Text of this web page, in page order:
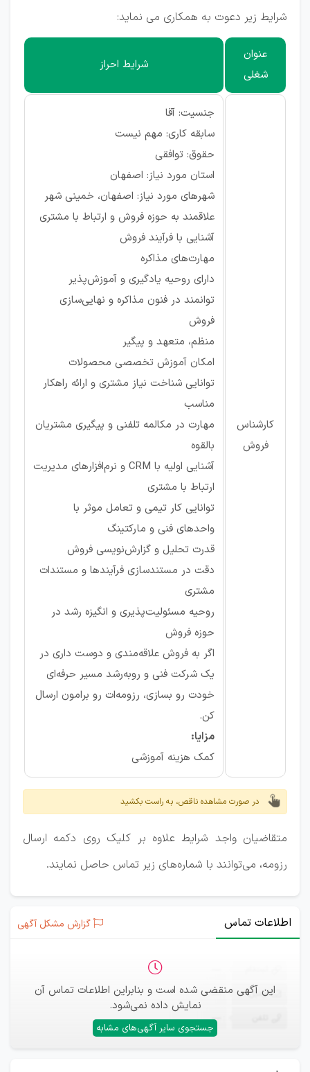
شرایط زیر دعوت به همکاری می نماید:
عنوان
شغلی
شرایط احراز
کارشناس
فروش
جنسیت: آقا
سابقه کاری: مهم نیست
حقوق: توافقی
استان مورد نیاز: اصفهان
شهرهای مورد نیاز: اصفهان، خمینی شهر
علاقمند به حوزه فروش و ارتباط با مشتری
آشنایی با فرآیند فروش
مهارت‌های مذاکره
دارای روحیه یادگیری و آموزش‌پذیر
توانمند در فنون مذاکره و نهایی‌سازی
فروش
منظم، متعهد و پیگیر
امکان آموزش تخصصی محصولات
توانایی شناخت نیاز مشتری و ارائه راهکار
مناسب
مهارت در مکالمه تلفنی و پیگیری مشتریان
بالقوه
آشنایی اولیه با CRM و نرم‌افزارهای مدیریت
ارتباط با مشتری
توانایی کار تیمی و تعامل موثر با
واحدهای فنی و مارکتینگ
قدرت تحلیل و گزارش‌نویسی فروش
دقت در مستندسازی فرآیندها و مستندات
مشتری
روحیه مسئولیت‌پذیری و انگیزه رشد در
حوزه فروش
اگر به فروش علاقه‌مندی و دوست داری در
یک شرکت فنی و روبه‌رشد مسیر حرفه‌ای
خودت رو بسازی، رزومه‌ات رو برامون ارسال
کن.
مزایا:
کمک هزینه آموزشی
در صورت مشاهده ناقص، به راست بکشید
متقاضیان واجد شرایط علاوه بر کلیک روی دکمه ارسال
رزومه، می‌توانند با شماره‌های زیر تماس حاصل نمایند.
اطلاعات تماس گزارش مشکل آگهی
این آگهی منقضی شده است و بنابراین اطلاعات تماس آن
نمایش داده نمی‌شود.
جستجوی سایر آگهی‌های مشابه
ایمیل —
—